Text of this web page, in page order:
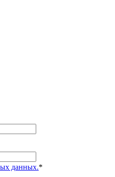
данных.*